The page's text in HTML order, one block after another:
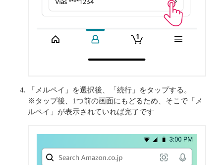
「メルペイ」を選択後、「続行」をタップする。
※タップ後、1つ前の画面にもどるため、そこで「メ
ルペイ」が表示されていれば完了です